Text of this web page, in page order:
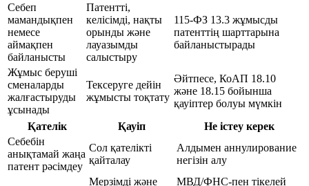
Себеп
мамандықпен
немесе
аймақпен
байланысты
Патентті,
келісімді, нақты
орынды және
лауазымды
салыстыру
115-ФЗ 13.3 жұмысды
патенттің шарттарына
байланыстырады
Жұмыс беруші
сменаларды
жалғастыруды
ұсынады
Тексеруге дейін
жұмысты тоқтату
Әйтпесе, КоАП 18.10
және 18.15 бойынша
қауіптер болуы мүмкін
Қателік
Қауіп
Не істеу керек
Себебін
анықтамай жаңа
патент рәсімдеу
Сол қателікті
қайталау
Алдымен аннулирование
негізін алу
Мерзімді және
МВД/ФНС-пен тікелей